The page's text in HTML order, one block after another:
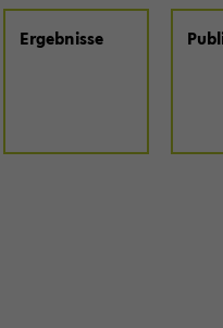
Er­geb­nis­se